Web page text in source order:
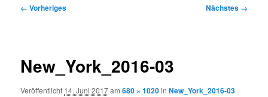
Bilder-
← Vorheriges Nächstes →
New_York_2016-03
Veröffentlicht 14. Juni 2017am680 × 1020inNew_York_2016-03